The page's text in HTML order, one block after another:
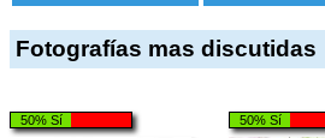
Fotografías mas discutidas
50% Sí 50% Sí